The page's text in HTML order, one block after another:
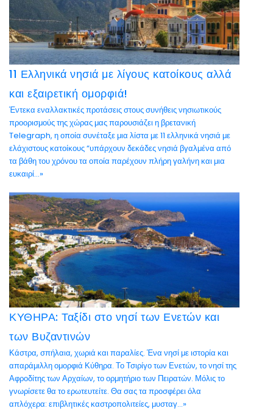
11 Ελληνικά νησιά με λίγους κατοίκους αλλά
και εξαιρετική ομορφιά!
Έντεκα εναλλακτικές προτάσεις στους συνήθεις νησιωτικούς
προορισμούς της χώρας μας παρουσιάζει η βρετανική
Telegraph, η οποία συνέταξε μια λίστα με 11 ελληνικά νησιά με
ελάχιστους κατοίκους “υπάρχουν δεκάδες νησιά βγαλμένα από
τα βάθη του χρόνου τα οποία παρέχουν πλήρη γαλήνη και μια
ευκαιρί...»
ΚΥΘΗΡΑ: Ταξίδι στο νησί των Ενετών και
των Βυζαντινών
Κάστρα, σπήλαια, χωριά και παραλίες. Ένα νησί με ιστορία και
απαράμιλλη ομορφιά Κύθηρα. Το Τσιρίγο των Ενετών, το νησί της
Αφροδίτης των Αρχαίων, το ορμητήριο των Πειρατών. Μόλις το
γνωρίσετε θα το ερωτευτείτε. Θα σας τα προσφέρει όλα
απλόχερα: επιβλητικές καστροπολιτείες, μυσταγ...»